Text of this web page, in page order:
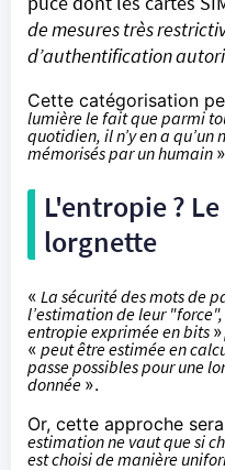
de mesures très
d’authentification
Cette catégorisation
lumière le fait que parmi
quotidien, il n’y en a
mémorisés par un humain
L'entropie ?
lorgnette
« La sécurité des mots de
l’estimation de leur
entropie exprimée en bits
« peut être estimée en
passe possibles pour une
donnée ».
Or, cette approche
estimation ne vaut que si
est choisi de manière